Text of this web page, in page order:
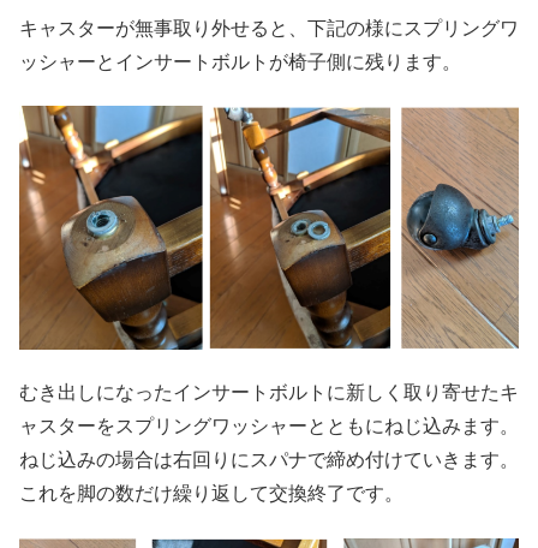
キャスターが無事取り外せると、下記の様にスプリングワ
ッシャーとインサートボルトが椅子側に残ります。
むき出しになったインサートボルトに新しく取り寄せたキ
ャスターをスプリングワッシャーとともにねじ込みます。
ねじ込みの場合は右回りにスパナで締め付けていきます。
これを脚の数だけ繰り返して交換終了です。